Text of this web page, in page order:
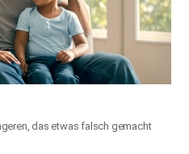
das etwas falsch gemacht